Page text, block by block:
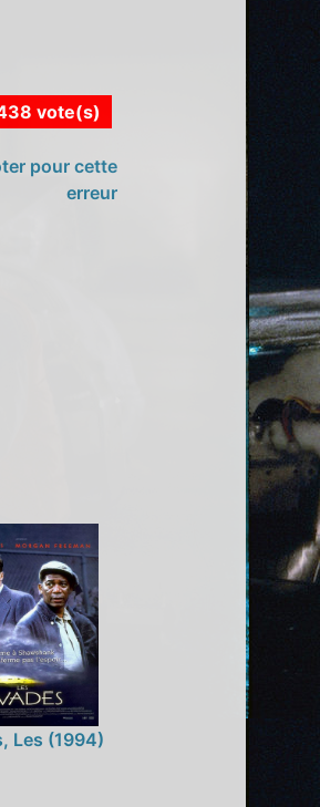
vote(s)
pour cette
erreur
Les (1994)